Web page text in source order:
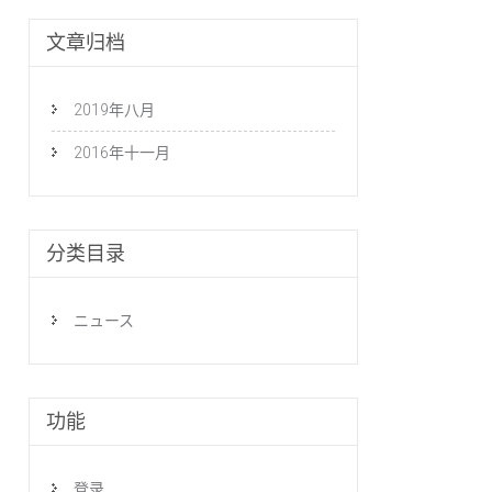
文章归档
2019年八月
2016年十一月
分类目录
ニュース
功能
登录